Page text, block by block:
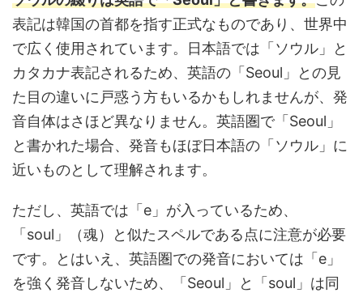
表記は韓国の首都を指す正式なものであり、世界中
で広く使用されています。日本語では「ソウル」と
カタカナ表記されるため、英語の「Seoul」との見
た目の違いに戸惑う方もいるかもしれませんが、発
音自体はさほど異なりません。英語圏で「Seoul」
と書かれた場合、発音もほぼ日本語の「ソウル」に
近いものとして理解されます。
ただし、英語では「e」が入っているため、
「soul」（魂）と似たスペルである点に注意が必要
です。とはいえ、英語圏での発音においては「e」
を強く発音しないため、「Seoul」と「soul」は同